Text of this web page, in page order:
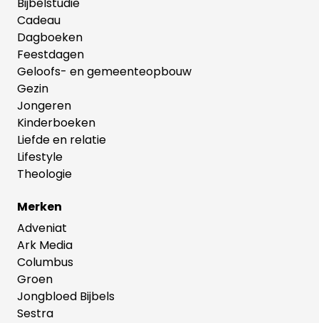
Bijbelstudie
Cadeau
Dagboeken
Feestdagen
Geloofs- en gemeenteopbouw
Gezin
Jongeren
Kinderboeken
Liefde en relatie
Lifestyle
Theologie
Merken
Adveniat
Ark Media
Columbus
Groen
Jongbloed Bijbels
Sestra